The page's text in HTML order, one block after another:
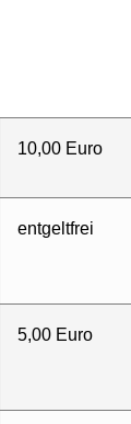
10,00 Euro
entgeltfrei
5,00 Euro